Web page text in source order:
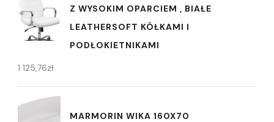
Z WYSOKIM OPARCIEM , BIAŁE
LEATHERSOFT KÓŁKAMI I
PODŁOKIETNIKAMI
1 125,76zł
MARMORIN WIKA 160X70